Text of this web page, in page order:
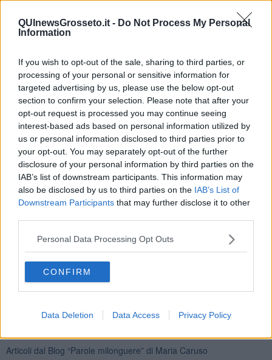
QUInewsGrosseto.it - Do Not Process My Personal
Information
If you wish to opt-out of the sale, sharing to third parties, or
processing of your personal or sensitive information for
targeted advertising by us, please use the below opt-out
section to confirm your selection. Please note that after your
opt-out request is processed you may continue seeing
interest-based ads based on personal information utilized by
us or personal information disclosed to third parties prior to
your opt-out. You may separately opt-out of the further
disclosure of your personal information by third parties on the
IAB’s list of downstream participants. This information may
also be disclosed by us to third parties on the IAB’s List of
Downstream Participants that may further disclose it to other
Personal Data Processing Opt Outs
CONFIRM
Data Deletion Data Access Privacy Policy
cumparsita
segno che la serata si conclude. Ci separiamo e ognuno torna alla
propria dimora. Il giorno seguente il mio tanguero tornerà a casa
numero di cellulare ed io non mi sono curata di farlo.
Oramai è passato un anno, eppure ogni tanto lo penso, ma non
posso dire che mi manca. Anche lui sarà della stessa opinione, ma
comunque io lo volevo ringraziare. Adesso ho un altro ricordo felice
nella mia memoria, il ricordo di una sera d’estate in milonga. Spero
la mia amica riorganizzi le serate nella solita location estiva poiché
nell’illusione di poterlo re incontrare (finché c’è vita c’è speranza)
tornerò volentieri a rivedere quei posti meravigliosi lungo la costa
della nostra zona.
Maria Caruso
Se vuoi leggere le notizie principali della Toscana iscriviti alla
Newsletter QUInews - ToscanaMedia.
alle 20:00 direttamente nella tua casella di posta.
Ti potrebbe interessare anche:
Articoli dal Blog “Parole milonguere” di Maria Caruso